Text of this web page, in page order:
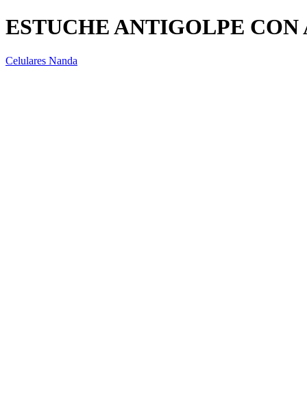
ESTUCHE ANTIGOLPE
Celulares Nanda